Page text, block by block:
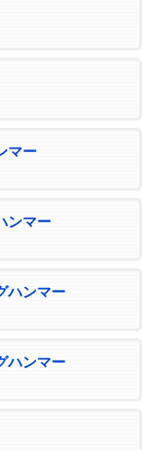
マー
ンマー
ハンマー
ハンマー